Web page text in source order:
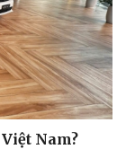
Nam?